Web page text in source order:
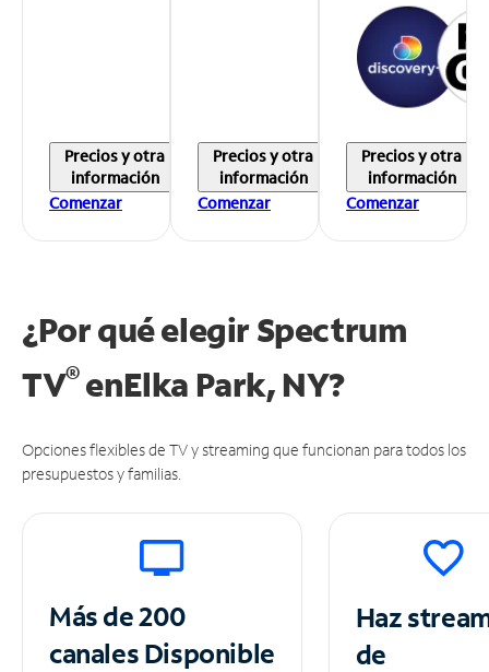
Precios y otra
información
Comenzar
Precios y otra
información
Comenzar
Precios y otra
información
Comenzar
¿Por qué elegir Spectrum
TV®enElka Park, NY?
Opciones flexibles de TV y streaming que funcionan para todos los
presupuestos y familias.
Más de 200
canalesDisponible
Haz
de